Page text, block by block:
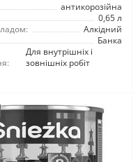
антикорозійна
0,65 л
Алкідний
Банка
Для внутрішніх і
зовнішніх робіт